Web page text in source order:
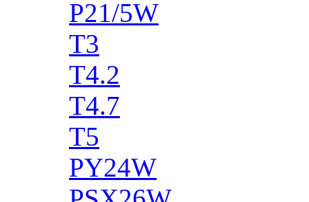
P21/5W
T3
T4.2
T4.7
T5
PY24W